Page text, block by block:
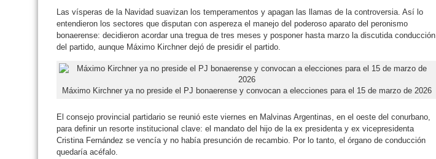
Las vísperas de la Navidad suavizan los temperamentos y apagan las llamas de la controversia. Así lo
entendieron los sectores que disputan con aspereza el manejo del poderoso aparato del peronismo
bonaerense: decidieron acordar una tregua de tres meses y posponer hasta marzo la discutida conducción
del partido, aunque Máximo Kirchner dejó de presidir el partido.
Máximo Kirchner ya no preside el PJ bonaerense y convocan a elecciones para el 15 de marzo de 2026
El consejo provincial partidario se reunió este viernes en Malvinas Argentinas, en el oeste del conurbano,
para definir un resorte institucional clave: el mandato del hijo de la ex presidenta y ex vicepresidenta
Cristina Fernández se vencía y no había presunción de recambio. Por lo tanto, el órgano de conducción
quedaría acéfalo.